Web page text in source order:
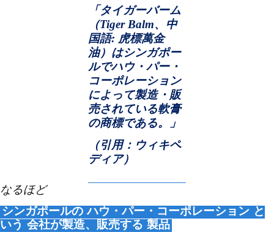
「タイガーバーム
（Tiger Balm、中
国語: 虎標萬金
油）はシンガポー
ルでハウ・パー・
コーポレーション
によって製造・販
売されている軟膏
の商標である。」
（引用：ウィキペ
ディア）
なるほど
シンガポールの ハウ・パー・コーポレーション と
いう 会社が製造、販売する 製品